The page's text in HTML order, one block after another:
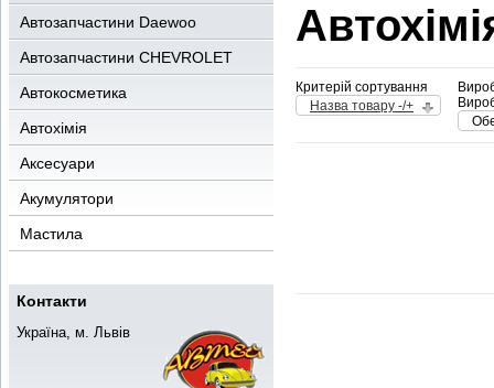
Автозапчастини Daewoo
Автозапчастини CHEVROLET
Автокосметика
Автохімія
Аксесуари
Акумулятори
Мастила
Контакти
Україна, м. Львів
Критерій сортування
Назва товару -/+